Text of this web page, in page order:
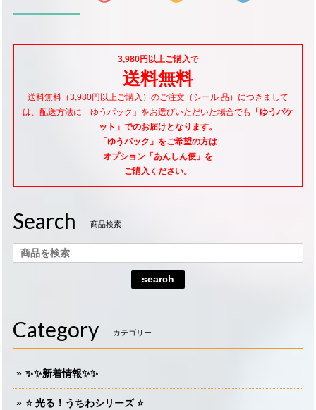
3,980円以上ご購入で
送料無料
送料無料（3,980円以上ご購入）のご注文（シール 品）につきまして
は、配送方法に「ゆうパック」をお選びいただいた場合でも
「ゆうパケ
ット」でのお届けとなります。
「ゆうパック」をご希望の方は
オプション「あんしん便」 を
ご購入ください。
Search 商品検索
search
Category カテゴリー
✨✨新着情報✨✨
⭐️ 光る！うちわシリーズ ⭐️